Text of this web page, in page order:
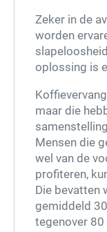
Zeker in de
worden
oplossing is
maar die
Mensen die
wel van de
profiteren,
Die bevatten
gemiddeld
tegenover